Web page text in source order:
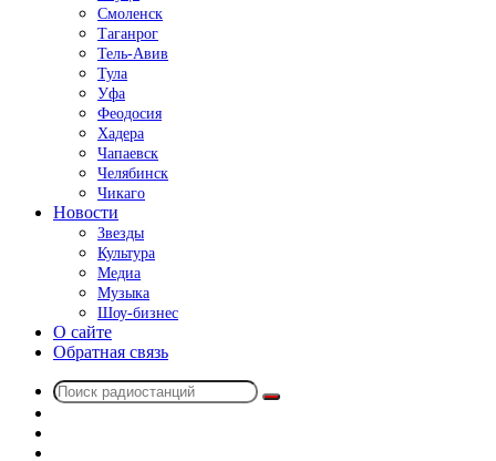
Смоленск
Таганрог
Тель-Авив
Тула
Уфа
Феодосия
Хадера
Чапаевск
Челябинск
Чикаго
Новости
Звезды
Культура
Медиа
Музыка
Шоу-бизнес
О сайте
Обратная связь
Поиск